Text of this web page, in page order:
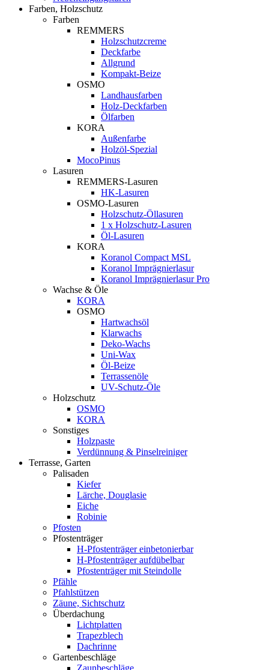
Farben, Holzschutz
Farben
REMMERS
Holzschutzcreme
Deckfarbe
Allgrund
Kompakt-Beize
OSMO
Landhausfarben
Holz-Deckfarben
Ölfarben
KORA
Außenfarbe
Holzöl-Spezial
MocoPinus
Lasuren
REMMERS-Lasuren
HK-Lasuren
OSMO-Lasuren
Holzschutz-Öllasuren
1 x Holzschutz-Lasuren
Öl-Lasuren
KORA
Koranol Compact MSL
Koranol Imprägnierlasur
Koranol Imprägnierlasur Pro
Wachse & Öle
KORA
OSMO
Hartwachsöl
Klarwachs
Deko-Wachs
Uni-Wax
Öl-Beize
Terrassenöle
UV-Schutz-Öle
Holzschutz
OSMO
KORA
Sonstiges
Holzpaste
Verdünnung & Pinselreiniger
Terrasse, Garten
Palisaden
Kiefer
Lärche, Douglasie
Eiche
Robinie
Pfosten
Pfostenträger
H-Pfostenträger einbetonierbar
H-Pfostenträger aufdübelbar
Pfostenträger mit Steindolle
Pfähle
Pfahlstützen
Zäune, Sichtschutz
Überdachung
Lichtplatten
Trapezblech
Dachrinne
Gartenbeschläge
Zaunbeschläge